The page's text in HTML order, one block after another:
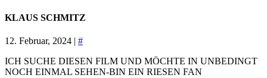
KLAUS SCHMITZ
12. Februar, 2024 | #
ICH SUCHE DIESEN FILM UND MÖCHTE IN UNBEDINGT
NOCH EINMAL SEHEN-BIN EIN RIESEN FAN